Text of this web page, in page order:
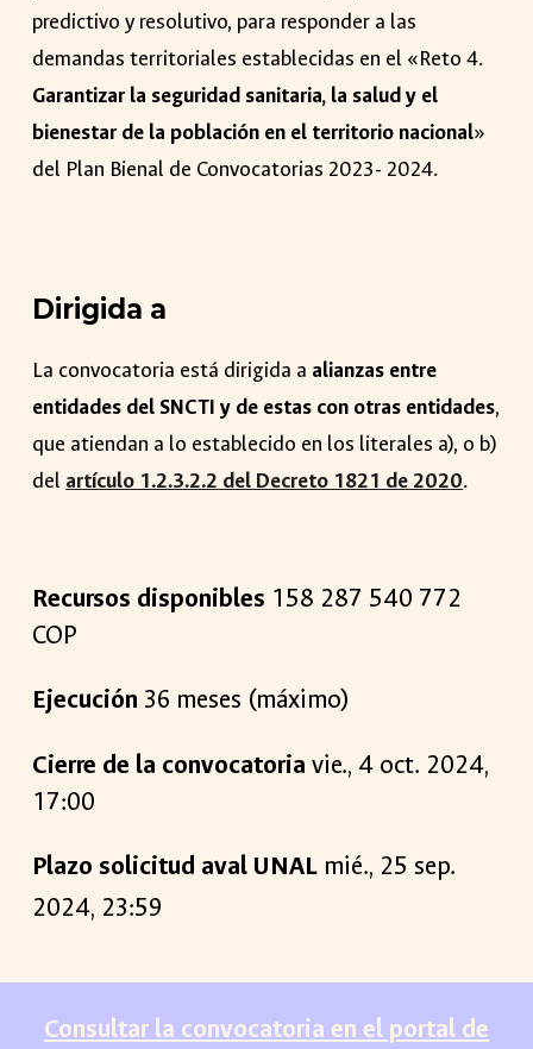
predictivo y resolutivo, para responder a las
demandas territoriales establecidas en el «Reto 4.
Garantizar la seguridad sanitaria, la salud y el
bienestar de la población en el territorio nacional»
del Plan Bienal de Convocatorias 2023- 2024.
Dirigida a
La convocatoria está dirigida a alianzas entre
entidades del SNCTIy de estas con otras entidades,
que atiendan a lo establecido en los literales a), o b)
del artículo 1.2.3.2.2 del Decreto 1821 de 2020.
Recursos disponibles 158 287 540 772
COP
Ejecución 36 meses (máximo)
Cierre de la convocatoriavie., 4 oct. 2024,
17:00
Plazo solicitud aval UNAL mié., 25 sep.
2024, 23:59
Consultar la convocatoria en el portal de